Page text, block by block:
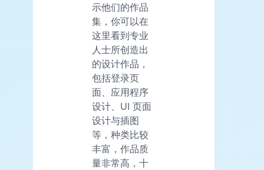
示他们的作品
集，你可以在
这里看到专业
人士所创造出
的设计作品，
包括登录页
面、应用程序
设计、UI 页面
设计与插图
等，种类比较
丰富，作品质
量非常高，十